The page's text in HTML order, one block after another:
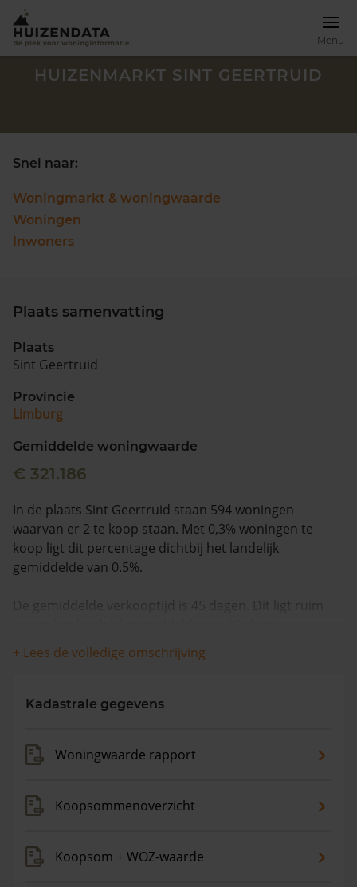
Menu
Zoek een woning
088 220 4200
Maandag t/m vrijdag - 08:00 -18:00
HUIZENMARKT SINT GEERTRUID
Snel naar:
Woningmarkt & woningwaarde
Woningen
Inwoners
Plaats samenvatting
Plaats
Sint Geertruid
Provincie
Limburg
Gemiddelde woningwaarde
€ 321.186
In de plaats Sint Geertruid staan 594 woningen
waarvan er 2 te koop staan. Met 0,3% woningen te
koop ligt dit percentage dichtbij het landelijk
gemiddelde van 0.5%.
De gemiddelde verkooptijd is 45 dagen. Dit ligt ruim
De gemiddelde huizenprijs is €510.500. De gemiddelde
de gemiddelde woningwaarde met 0,0% gedaald.
+ Lees de volledige omschrijving
Kadastrale gegevens
Woningwaarde rapport
Koopsommenoverzicht
Koopsom + WOZ-waarde